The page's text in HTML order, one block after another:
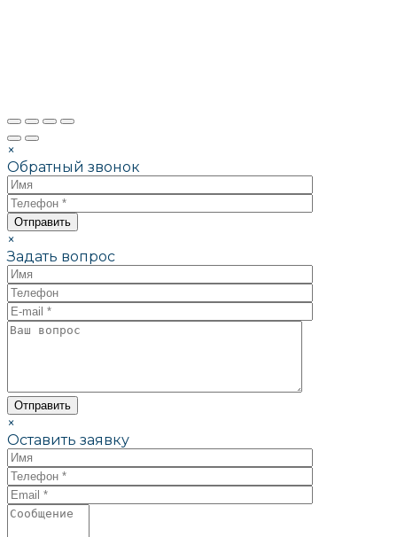
×
Обратный звонок
×
Задать вопрос
×
Оставить заявку